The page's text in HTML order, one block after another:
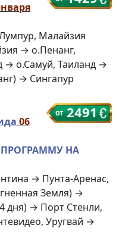
Малайзия
→ о.Пенанг,
→ о.Самуй, Таиланд →
→ Сингапур
2491
06
НА
→ Пунта-Аренас,
Земля) →
дня) → Порт Стенли,
Уругвай →